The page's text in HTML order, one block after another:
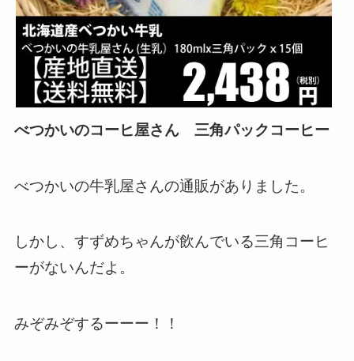
べつかいのコーヒ屋さん 三角パックコーヒー
べつかいの牛乳屋さんの通販がありました。
しかし、すずめちゃんが飲んでいる三角コーヒ
ーがないんだよ。
みぞみぞするーーー！！